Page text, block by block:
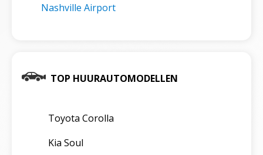
Nashville Airport
TOP HUURAUTOMODELLEN
Toyota Corolla
Kia Soul